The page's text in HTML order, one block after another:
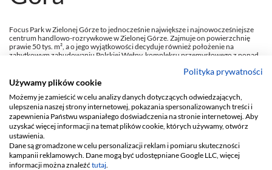
Focus Park w Zielonej Górze to jednocześnie największe i najnowocześniejsze
centrum handlowo-rozrywkowe w Zielonej Górze. Zajmuje on powierzchnię
prawie 50 tys. m², a o jego wyjątkowości decyduje również położenie na
zabytkowym zabudowaniu Polskiej Wełny, kompleksu przemysłowego z ponad
składające się z kilkuset opraw, rozwiązanie oświetleniowe, zarówno we
wnętrzach galerii, jak i na jej terenach zewnętrznych.
Polityka prywatności
Używamy plików cookie
Możemy je zamieścić w celu analizy danych dotyczących odwiedzających,
ulepszenia naszej strony internetowej, pokazania spersonalizowanych treści i
zapewnienia Państwu wspaniałego doświadczenia na stronie internetowej. Aby
uzyskać więcej informacji na temat plików cookie, których używamy, otwórz
ustawienia.
Dane są gromadzone w celu personalizacji reklam i pomiaru skuteczności
kampanii reklamowych. Dane mogą być udostępniane Google LLC, więcej
informacji można znaleźć tutaj